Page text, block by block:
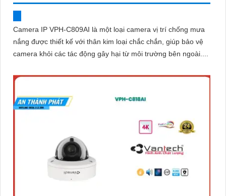
Camera IP VPH-C809AI là một loại camera vị trí chống mưa
nắng được thiết kế với thân kim loại chắc chắn, giúp bảo vệ
camera khỏi các tác động gây hại từ môi trường bên ngoài....